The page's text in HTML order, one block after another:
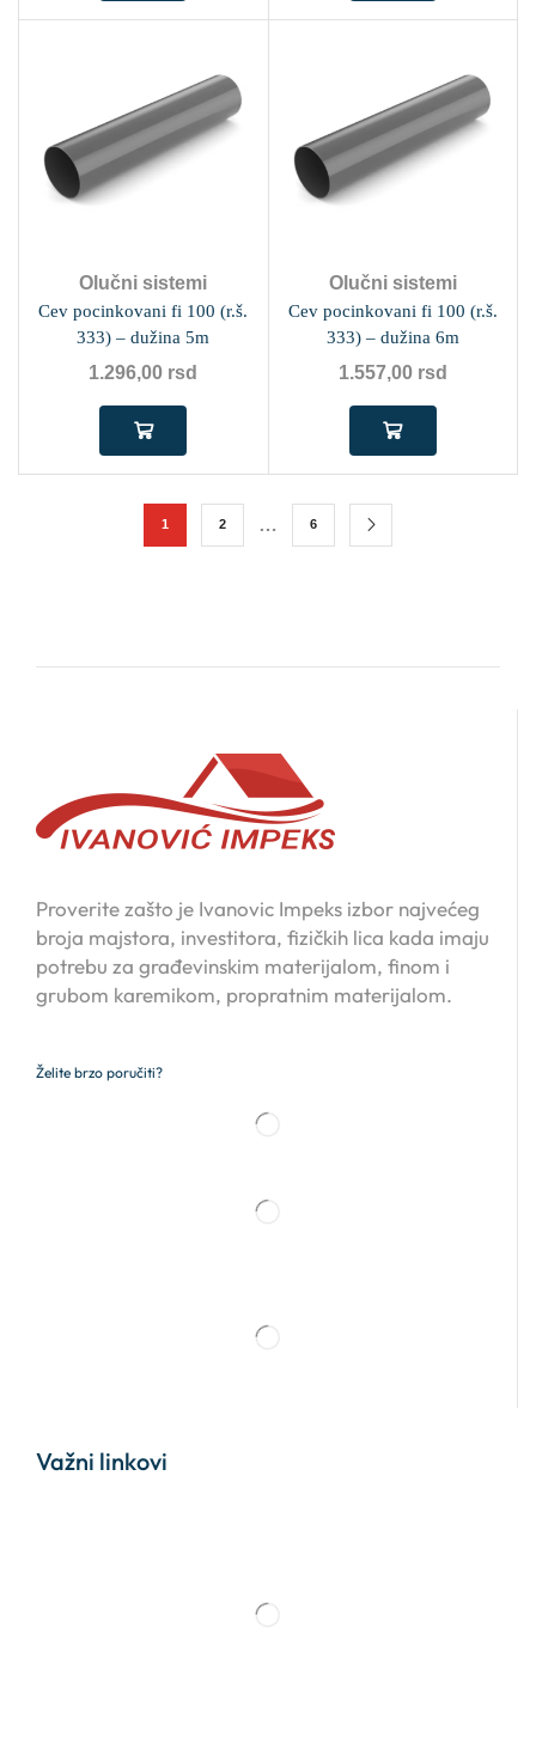
Olučni sistemi
Cev pocinkovani fi 100 (r.š.
333) – dužina 5m
1.296,00 rsd
Olučni sistemi
Cev pocinkovani fi 100 (r.š.
333) – dužina 6m
1.557,00 rsd
1 2 … 6
Proverite zašto je Ivanovic Impeks izbor najvećeg
broja majstora, investitora, fizičkih lica kada imaju
potrebu za građevinskim materijalom, finom i
grubom karemikom, propratnim materijalom.
Želite brzo poručiti?
Važni linkovi